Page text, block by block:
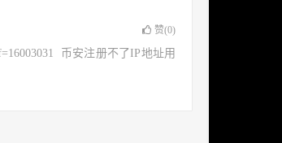
赞(0)
币安注册不了IP地址用